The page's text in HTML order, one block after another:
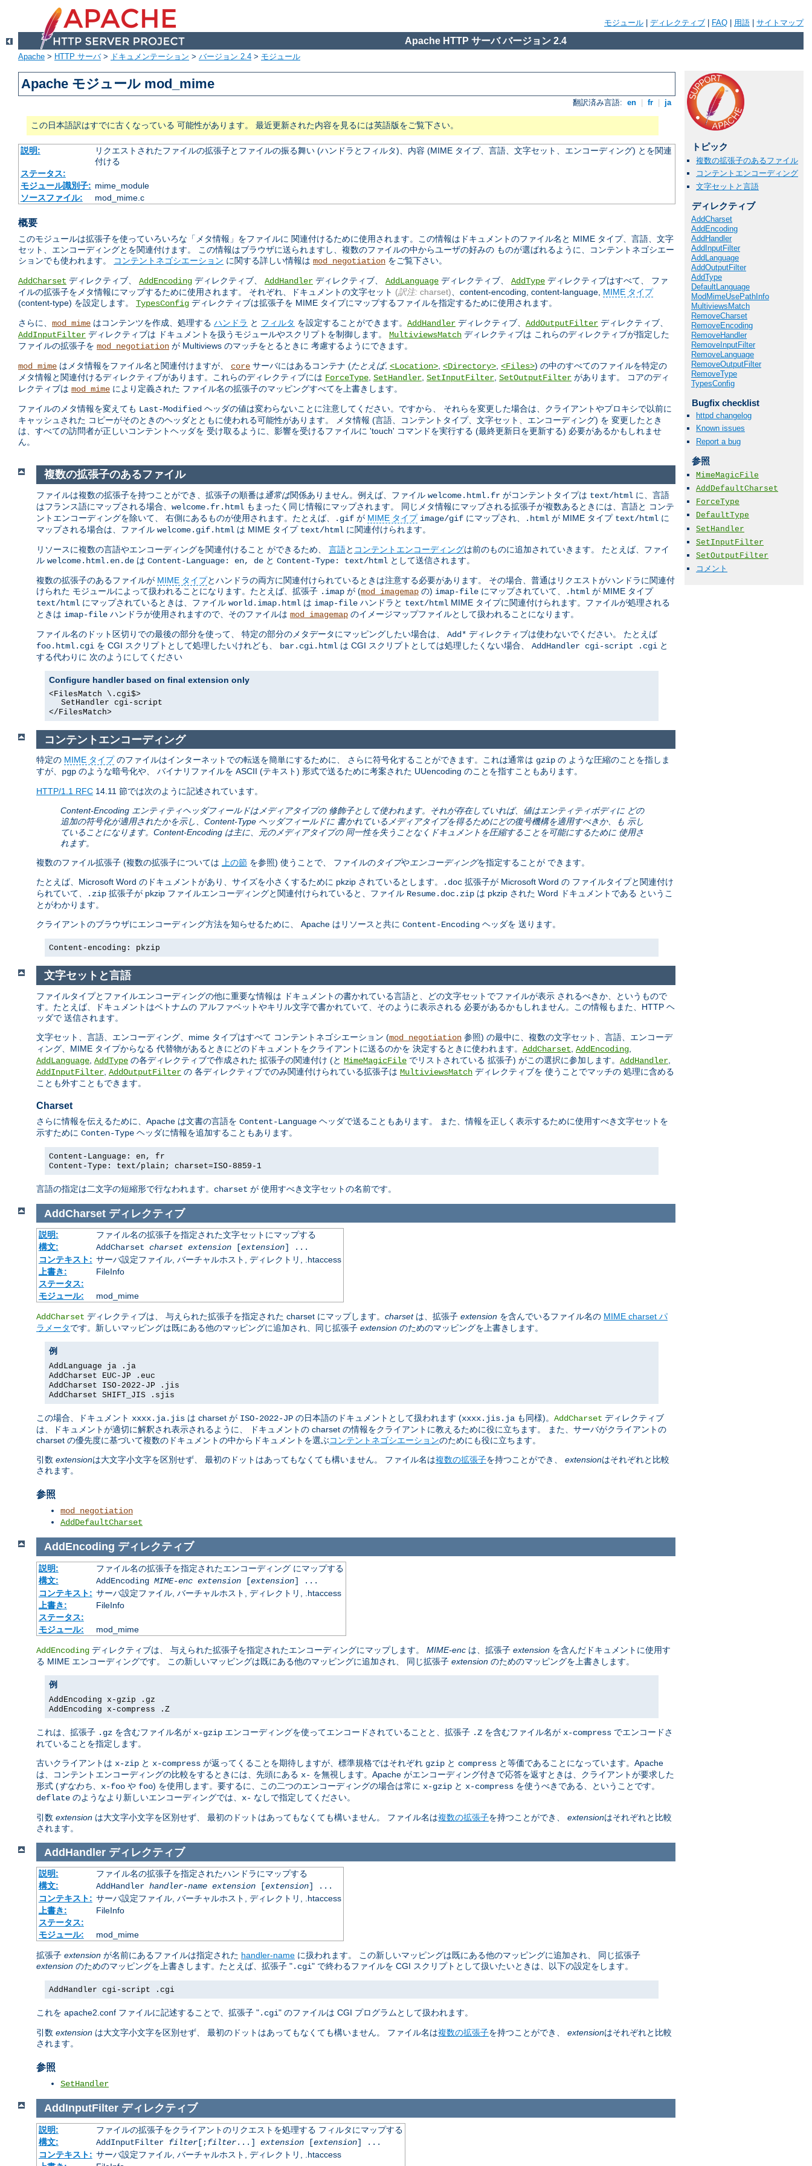
モジュール ディレクティブ FAQ 用語 サイトマップ
Apache HTTP サーバ バージョン 2.4
Apache > HTTP サーバ> ドキュメンテーション > バージョン 2.4 > モジュール
Apache モジュール mod_mime
翻訳済み言語: en fr ja
この日本語訳はすでに古くなっている 可能性があります。 最近更新された内容を見るには英語版をご覧下さい。
説明:
リクエストされたファイルの拡張子とファイルの振る舞い (ハンドラとフィルタ)、内容 (MIME タイプ、言語、文字セット、エンコーディング) とを関連
付ける
ステータス:
モジュール識別子: mime_module
ソースファイル:
mod_mime.c
概要
このモジュールは拡張子を使っていろいろな「メタ情報」をファイルに 関連付けるために使用されます。この情報はドキュメントのファイル名と MIME タイプ、言語、文字
セット、エンコーディングとを関連付けます。 この情報はブラウザに送られますし、複数のファイルの中からユーザの好みの ものが選ばれるように、コンテントネゴシエー
ションでも使われます。
コンテントネゴシエーション に関する詳しい情報は mod_negotiation をご覧下さい。
AddCharset ディレクティブ、 AddEncoding ディレクティブ、 AddHandler ディレクティブ、 AddLanguage ディレクティブ、 AddType ディレクティブはすべて、 ファ
イルの拡張子をメタ情報にマップするために使用されます。 それぞれ、ドキュメントの文字セット (訳注: charset)、content-encoding, content-language, MIME タイプ
(content-type) を設定します。 TypesConfig ディレクティブは拡張子を MIME タイプにマップするファイルを指定するために使用されます。
さらに、 mod_mime はコンテンツを作成、処理する ハンドラ と フィルタ を設定することができます。 AddHandler ディレクティブ、 AddOutputFilter ディレクティブ、
AddInputFilter ディレクティブは ドキュメントを扱うモジュールやスクリプトを制御します。 MultiviewsMatch ディレクティブは これらのディレクティブが指定した
ファイルの拡張子を mod_negotiation が Multiviews のマッチをとるときに 考慮するようにできます。
mod_mime はメタ情報をファイル名と関連付けますが、 core サーバにはあるコンテナ (たとえば, <Location>, <Directory>, <Files>) の中のすべてのファイルを特定の
メタ情報と関連付けるディレクティブがあります。これらのディレクティブには ForceType, SetHandler, SetInputFilter, SetOutputFilter があります。 コアのディ
レクティブは mod_mime により定義された ファイル名の拡張子のマッピングすべてを上書きします。
ファイルのメタ情報を変えても Last-Modified ヘッダの値は変わらないことに注意してください。ですから、 それらを変更した場合は、クライアントやプロキシで以前に
キャッシュされた コピーがそのときのヘッダとともに使われる可能性があります。 メタ情報 (言語、コンテントタイプ、文字セット、エンコーディング) を 変更したとき
は、すべての訪問者が正しいコンテントヘッダを 受け取るように、影響を受けるファイルに 'touch' コマンドを実行する (最終更新日を更新する) 必要があるかもしれませ
ん。
トピック
複数の拡張子のあるファイル
コンテントエンコーディング
文字セットと言語
ディレクティブ
AddCharset
AddEncoding
AddHandler
AddInputFilter
AddLanguage
AddOutputFilter
AddType
DefaultLanguage
ModMimeUsePathInfo
MultiviewsMatch
RemoveCharset
RemoveEncoding
RemoveHandler
RemoveInputFilter
RemoveLanguage
RemoveOutputFilter
RemoveType
TypesConfig
Bugfix checklist
httpd changelog
Known issues
Report a bug
参照
MimeMagicFile
AddDefaultCharset
ForceType
DefaultType
SetHandler
SetInputFilter
SetOutputFilter
コメント
複数の拡張子のあるファイル
ファイルは複数の拡張子を持つことができ、拡張子の順番は通常は関係ありません。例えば、ファイル welcome.html.fr がコンテントタイプは text/html に、言語
はフランス語にマップされる場合、 welcome.fr.html もまったく同じ情報にマップされます。 同じメタ情報にマップされる拡張子が複数あるときには、言語と コンテ
ントエンコーディングを除いて、 右側にあるものが使用されます。たとえば、
.gif が MIME タイプ image/gif にマップされ、 .html が MIME タイプ text/html に
マップされる場合は、ファイル welcome.gif.html は MIME タイプ text/html に関連付けられます。
リソースに複数の言語やエンコーディングを関連付けること ができるため、 言語と コンテントエンコーディングは前のものに追加されていきます。 たとえば、ファイ
ル welcome.html.en.de は Content-Language: en, de と Content-Type: text/html として送信されます。
複数の拡張子のあるファイルが MIME タイプとハンドラの両方に関連付けられているときは注意する必要があります。 その場合、普通はリクエストがハンドラに関連付
けられた モジュールによって扱われることになります。たとえば、拡張子 .imap が (mod_imagemap の) imap-file にマップされていて、 .html が MIME タイプ
text/html にマップされているときは、ファイル world.imap.html は imap-file ハンドラと text/html MIME タイプに関連付けられます。ファイルが処理される
ときは imap-file ハンドラが使用されますので、そのファイルは mod_imagemap のイメージマップファイルとして扱われることになります。
ファイル名のドット区切りでの最後の部分を使って、 特定の部分のメタデータにマッピングしたい場合は、 Add* ディレクティブは使わないでください。 たとえば
foo.html.cgi を CGI スクリプトとして処理したいけれども、 bar.cgi.html は CGI スクリプトとしては処理したくない場合、 AddHandler cgi-script .cgi と
する代わりに 次のようにしてください
Configure handler based on final extension only
<FilesMatch \.cgi$>
SetHandler cgi-script
</FilesMatch>
コンテントエンコーディング
特定の MIME タイプのファイルはインターネットでの転送を簡単にするために、 さらに符号化することができます。これは通常は gzip の ような圧縮のことを指しま
すが、 pgp のような暗号化や、 バイナリファイルを ASCII (テキスト) 形式で送るために考案された UUencoding のことを指すこともあります。
HTTP/1.1 RFC 14.11 節では次のように記述されています。
Content-Encoding エンティティヘッダフィールドはメディアタイプの 修飾子として使われます。それが存在していれば、値はエンティティボディに どの
追加の符号化が適用されたかを示し、Content-Type ヘッダフィールドに 書かれているメディアタイプを得るためにどの復号機構を適用すべきか、も 示し
ていることになります。Content-Encoding は主に、元のメディアタイプの 同一性を失うことなくドキュメントを圧縮することを可能にするために 使用さ
れます。
複数のファイル拡張子 (複数の拡張子については 上の節 を参照) 使うことで、 ファイルのタイプやエンコーディングを指定することが できます。
たとえば、Microsoft Word のドキュメントがあり、サイズを小さくするために pkzip されているとします。
.doc 拡張子が Microsoft Word の ファイルタイプと関連付け
られていて、
.zip 拡張子が pkzip ファイルエンコーディングと関連付けられていると、ファイル Resume.doc.zip は pkzip された Word ドキュメントである というこ
とがわかります。
クライアントのブラウザにエンコーディング方法を知らせるために、 Apache はリソースと共に Content-Encoding ヘッダを 送ります。
Content-encoding: pkzip
文字セットと言語
ファイルタイプとファイルエンコーディングの他に重要な情報は ドキュメントの書かれている言語と、どの文字セットでファイルが表示 されるべきか、というもので
す。たとえば、ドキュメントはベトナムの アルファベットやキリル文字で書かれていて、そのように表示される 必要があるかもしれません。この情報もまた、HTTP ヘ
ッダで 送信されます。
文字セット、言語、エンコーディング、mime タイプはすべて コンテントネゴシエーション (mod_negotiation 参照) の最中に、複数の文字セット、言語、エンコーデ
ィング、MIME タイプからなる 代替物があるときにどのドキュメントをクライアントに送るのかを 決定するときに使われます。 AddCharset AddEncoding
AddLanguage AddType の各ディレクティブで作成された 拡張子の関連付け (と MimeMagicFile でリストされている 拡張子) がこの選択に参加します。 AddHandler
AddInputFilter AddOutputFilter の 各ディレクティブでのみ関連付けられている拡張子は MultiviewsMatch ディレクティブを 使うことでマッチの 処理に含める
ことも外すこともできます。
Charset
さらに情報を伝えるために、Apache は文書の言語を Content-Language ヘッダで送ることもあります。 また、情報を正しく表示するために使用すべき文字セットを
示すために Conten-Type ヘッダに情報を追加することもあります。
Content-Language: en, fr
Content-Type: text/plain; charset=ISO-8859-1
言語の指定は二文字の短縮形で行なわれます。 charset が 使用すべき文字セットの名前です。
AddCharset ディレクティブ
説明:
ファイル名の拡張子を指定された文字セットにマップする
構文:
AddCharset charset extension[extension] ...
コンテキスト: サーバ設定ファイル, バーチャルホスト, ディレクトリ, .htaccess
上書き:
FileInfo
ステータス:
モジュール:
mod_mime
AddCharset ディレクティブは、 与えられた拡張子を指定された charset にマップします。 charsetは、拡張子 extension を含んでいるファイル名の MIME charset パ
ラメータです。新しいマッピングは既にある他のマッピングに追加され、同じ拡張子 extension のためのマッピングを上書きします。
例
AddLanguage ja .ja
AddCharset EUC-JP .euc
AddCharset ISO-2022-JP .jis
AddCharset SHIFT_JIS .sjis
この場合、ドキュメント xxxx.ja.jis は charset が ISO-2022-JP の日本語のドキュメントとして扱われます (xxxx.jis.ja も同様)。 AddCharset ディレクティブ
は、ドキュメントが適切に解釈され表示されるように、 ドキュメントの charset の情報をクライアントに教えるために役に立ちます。 また、サーバがクライアントの
charset の優先度に基づいて複数のドキュメントの中からドキュメントを選ぶコンテントネゴシエーションのためにも役に立ちます。
引数 extensionは大文字小文字を区別せず、 最初のドットはあってもなくても構いません。 ファイル名は複数の拡張子を持つことができ、 extensionはそれぞれと比較
されます。
参照
mod_negotiation
AddDefaultCharset
AddEncoding ディレクティブ
説明:
ファイル名の拡張子を指定されたエンコーディング にマップする
構文:
AddEncoding MIME-enc extension[extension] ...
コンテキスト: サーバ設定ファイル, バーチャルホスト, ディレクトリ, .htaccess
上書き:
FileInfo
ステータス:
モジュール:
mod_mime
AddEncoding ディレクティブは、 与えられた拡張子を指定されたエンコーディングにマップします。 MIME-enc は、拡張子 extension を含んだドキュメントに使用す
る MIME エンコーディングです。 この新しいマッピングは既にある他のマッピングに追加され、 同じ拡張子 extension のためのマッピングを上書きします。
例
AddEncoding x-gzip .gz
AddEncoding x-compress .Z
これは、拡張子 .gz を含むファイル名が x-gzip エンコーディングを使ってエンコードされていることと、拡張子 .Z を含むファイル名が x-compress でエンコードさ
れていることを指定します。
古いクライアントは x-zip と x-compress が返ってくることを期待しますが、標準規格ではそれぞれ gzip と compress と等価であることになっています。Apache
は、コンテントエンコーディングの比較をするときには、先頭にある x- を無視します。Apache がエンコーディング付きで応答を返すときは、クライアントが要求した
形式 (すなわち x-foo や foo) を使用します。要するに、この二つのエンコーディングの場合は常に x-gzip と x-compress を使うべきである、ということです。
deflate のようなより新しいエンコーディングでは、 x- なしで指定してください。
引数 extension は大文字小文字を区別せず、 最初のドットはあってもなくても構いません。 ファイル名は複数の拡張子を持つことができ、 extensionはそれぞれと比較
されます。
AddHandler ディレクティブ
説明:
ファイル名の拡張子を指定されたハンドラにマップする
構文:
AddHandler handler-name extension[extension] ...
コンテキスト: サーバ設定ファイル, バーチャルホスト, ディレクトリ, .htaccess
上書き:
FileInfo
ステータス:
モジュール:
mod_mime
拡張子 extension が名前にあるファイルは指定された handler-name に扱われます。 この新しいマッピングは既にある他のマッピングに追加され、 同じ拡張子
extension のためのマッピングを上書きします。たとえば、拡張子 ".cgi" で終わるファイルを CGI スクリプトとして扱いたいときは、以下の設定をします。
AddHandler cgi-script .cgi
これを apache2.conf ファイルに記述することで、拡張子 ".cgi" のファイルは CGI プログラムとして扱われます。
引数 extension は大文字小文字を区別せず、 最初のドットはあってもなくても構いません。 ファイル名は複数の拡張子を持つことができ、 extensionはそれぞれと比較
されます。
参照
SetHandler
AddInputFilter ディレクティブ
説明:
ファイルの拡張子をクライアントのリクエストを処理する フィルタにマップする
構文:
AddInputFilter filter[;filter...] extension[extension] ...
コンテキスト: サーバ設定ファイル, バーチャルホスト, ディレクトリ, .htaccess